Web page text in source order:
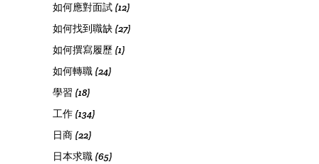
如何應對面試 (12)
如何找到職缺 (27)
如何撰寫履歷 (1)
如何轉職 (24)
學習 (18)
工作 (134)
日商 (22)
日本求職 (65)